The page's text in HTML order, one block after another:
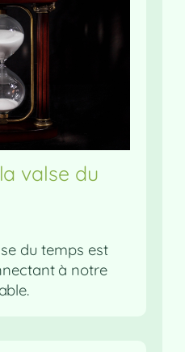
valse du
du temps est
à notre